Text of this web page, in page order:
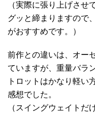
（実際に張り上げさ
グッと締まりますので
がおすすめです。）
前作との違いは、オー
ていますが、重量バラ
トロットはかなり軽い
感想でした。
（スイングウェイトだ